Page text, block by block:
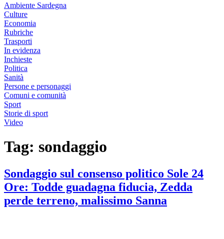
Ambiente Sardegna
Culture
Economia
Rubriche
Trasporti
In evidenza
Inchieste
Politica
Sanità
Persone e personaggi
Comuni e comunità
Sport
Storie di sport
Video
Tag: sondaggio
Sondaggio sul consenso politico Sole 24
Ore: Todde guadagna fiducia, Zedda
perde terreno, malissimo Sanna